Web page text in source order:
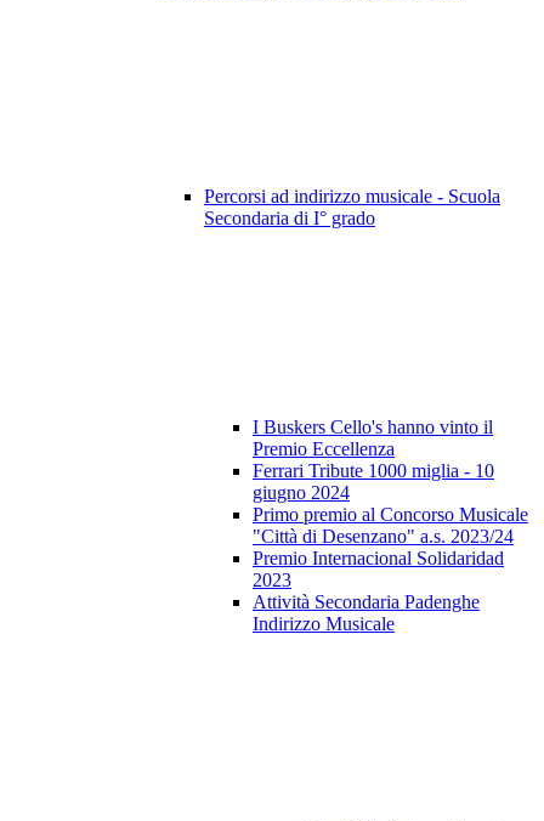
Percorsi ad indirizzo musicale - Scuola
Secondaria di I° grado
I Buskers Cello's hanno vinto il
Premio Eccellenza
Ferrari Tribute 1000 miglia - 10
giugno 2024
Primo premio al Concorso Musicale
"Città di Desenzano" a.s. 2023/24
Premio Internacional Solidaridad
2023
Attività Secondaria Padenghe
Indirizzo Musicale